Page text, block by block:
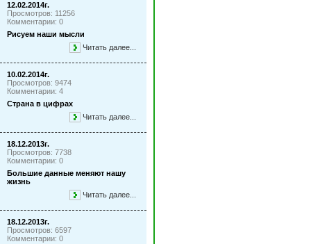
12.02.2014г.
Просмотров: 11256
Комментарии: 0
Рисуем наши мысли
Читать далее...
10.02.2014г.
Просмотров: 9474
Комментарии: 4
Страна в цифрах
Читать далее...
18.12.2013г.
Просмотров: 7738
Комментарии: 0
Большие данные меняют нашу
жизнь
Читать далее...
18.12.2013г.
Просмотров: 6597
Комментарии: 0